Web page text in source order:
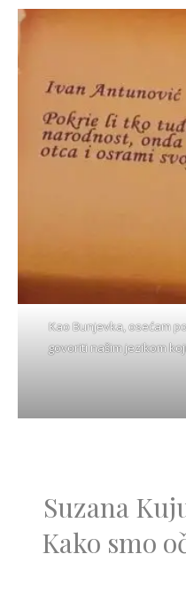
Kao Bunjevka, osećam
govoriti našim jezikom
Suzana
Kako smo